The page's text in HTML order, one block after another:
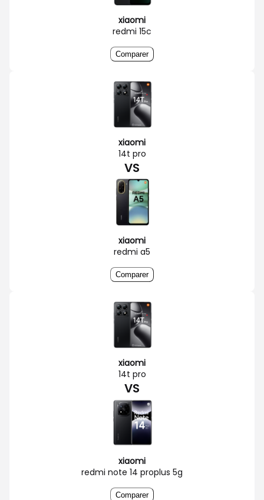
xiaomi
redmi 15c
Comparer
xiaomi
14t pro
VS
xiaomi
redmi a5
Comparer
xiaomi
14t pro
VS
xiaomi
redmi note 14 proplus 5g
Comparer